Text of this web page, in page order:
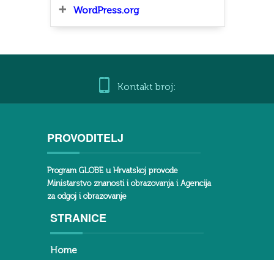
WordPress.org
Kontakt broj:
PROVODITELJ
Program GLOBE u Hrvatskoj provode
Ministarstvo znanosti i obrazovanja i Agencija
za odgoj i obrazovanje
STRANICE
Home